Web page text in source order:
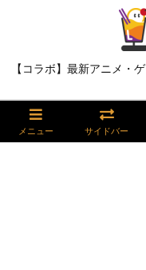
【コラボ】最新アニメ・
メニュー サイドバー